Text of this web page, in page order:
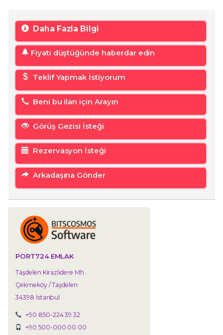
Daha Fazla Bilgi
Fiyatı düştüğünde haberdar edin
Teklif Yapmak İstiyorum
Beni bu ilan için Arayın
Görüş Gezisi İsteği
Rezervasyon İsteği
Arkadaşına Gönder
PORT724 EMLAK
Taşdelen Kirazlıdere Mh.
Çekmeköy / Taşdelen
34398 İstanbul
+90 850-224 39 32
+90 500-000 00 00